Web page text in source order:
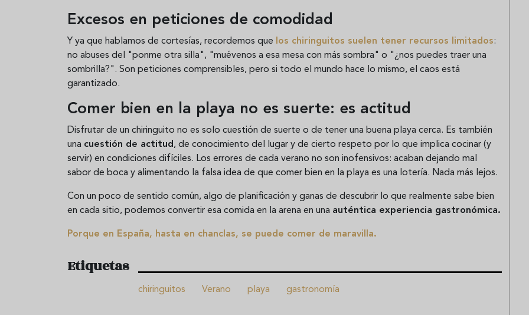
Excesos en peticiones de comodidad
Y ya que hablamos de cortesías, recordemos que los chiringuitos suelen tener recursos limitados:
no abuses del "ponme otra silla", "muévenos a esa mesa con más sombra" o "¿nos puedes traer una
sombrilla?". Son peticiones comprensibles, pero si todo el mundo hace lo mismo, el caos está
garantizado.
Comer bien en la playa no es suerte: es actitud
Disfrutar de un chiringuito no es solo cuestión de suerte o de tener una buena playa cerca. Es también
una cuestión de actitud, de conocimiento del lugar y de cierto respeto por lo que implica cocinar (y
servir) en condiciones difíciles. Los errores de cada verano no son inofensivos: acaban dejando mal
sabor de boca y alimentando la falsa idea de que comer bien en la playa es una lotería. Nada más lejos.
Con un poco de sentido común, algo de planificación y ganas de descubrir lo que realmente sabe bien
en cada sitio, podemos convertir esa comida en la arena en una auténtica experiencia gastronómica.
Porque en España, hasta en chanclas, se puede comer de maravilla.
Etiquetas
chiringuitos Verano playa gastronomía